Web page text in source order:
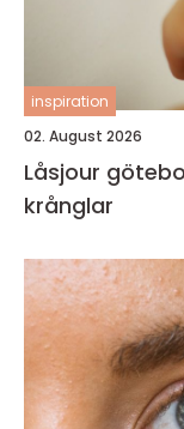
inspiration
02. August 2026
Låsjour göteborg trygg hjälp
krånglar